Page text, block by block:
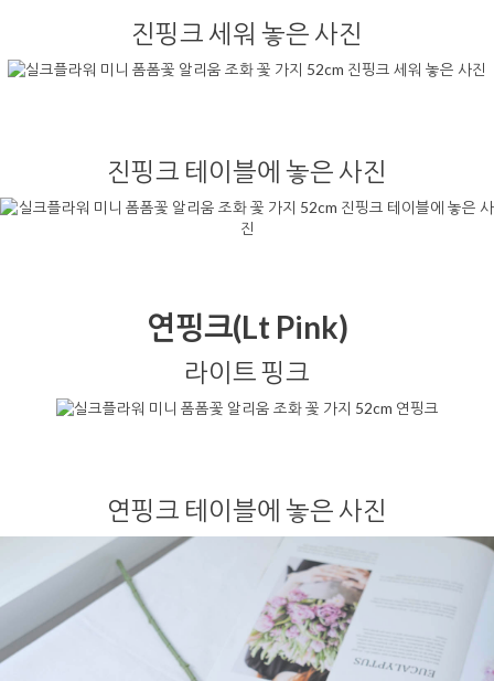
진핑크 세워 놓은 사진
진핑크 테이블에 놓은 사진
연핑크(Lt Pink)
라이트 핑크
연핑크 테이블에 놓은 사진